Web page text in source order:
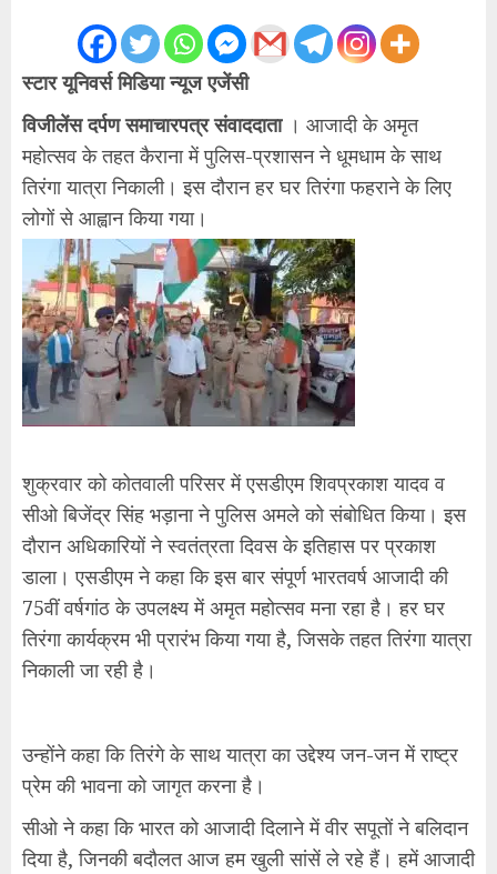
स्टार यूनिवर्स मिडिया न्यूज एजेंसी
विजीलेंस दर्पण समाचारपत्र संवाददाता। आजादी के अमृत
महोत्सव के तहत कैराना में पुलिस-प्रशासन ने धूमधाम के साथ
तिरंगा यात्रा निकाली। इस दौरान हर घर तिरंगा फहराने के लिए
लोगों से आह्वान किया गया।
शुक्रवार को कोतवाली परिसर में एसडीएम शिवप्रकाश यादव व
सीओ बिजेंद्र सिंह भड़ाना ने पुलिस अमले को संबोधित किया। इस
दौरान अधिकारियों ने स्वतंत्रता दिवस के इतिहास पर प्रकाश
डाला। एसडीएम ने कहा कि इस बार संपूर्ण भारतवर्ष आजादी की
75वीं वर्षगांठ के उपलक्ष्य में अमृत महोत्सव मना रहा है। हर घर
तिरंगा कार्यक्रम भी प्रारंभ किया गया है, जिसके तहत तिरंगा यात्रा
निकाली जा रही है।
उन्होंने कहा कि तिरंगे के साथ यात्रा का उद्देश्य जन-जन में राष्ट्र
प्रेम की भावना को जागृत करना है।
सीओ ने कहा कि भारत को आजादी दिलाने में वीर सपूतों ने बलिदान
दिया है, जिनकी बदौलत आज हम खुली सांसें ले रहे हैं। हमें आजादी